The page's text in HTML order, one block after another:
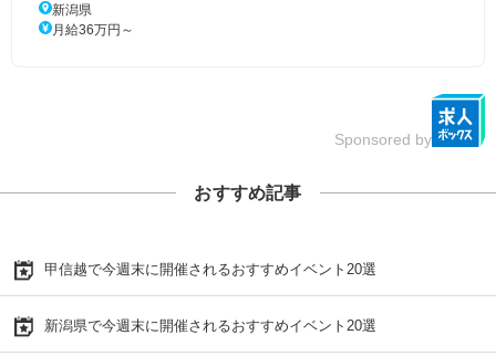
新潟県
月給36万円～
Sponsored by
おすすめ記事
甲信越で今週末に開催されるおすすめイベント20選
新潟県で今週末に開催されるおすすめイベント20選